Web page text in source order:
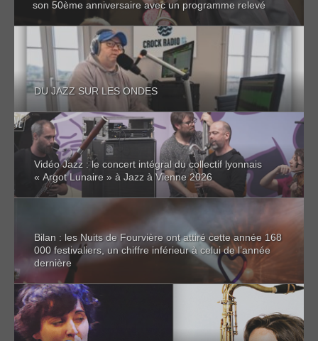
son 50ème anniversaire avec un programme relevé
DU JAZZ SUR LES ONDES
Vidéo Jazz : le concert intégral du collectif lyonnais
« Argot Lunaire » à Jazz à Vienne 2026
Bilan : les Nuits de Fourvière ont attiré cette année 168
000 festivaliers, un chiffre inférieur à celui de l’année
dernière